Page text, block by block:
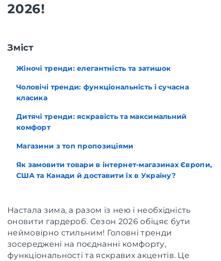
2026!
Зміст
Жіночі тренди: елегантність та затишок
Чоловічі тренди: функціональність і сучасна
класика
Дитячі тренди: яскравість та максимальний
комфорт
Магазини з топ пропозиціями
Як замовити товари в інтернет-магазинах Європи,
США та Канади й доставити їх в Україну?
Настала зима, а разом із нею і необхідність
оновити гардероб. Сезон 2026 обіцяє бути
неймовірно стильним! Головні тренди
зосереджені на поєднанні комфорту,
функціональності та яскравих акцентів. Це